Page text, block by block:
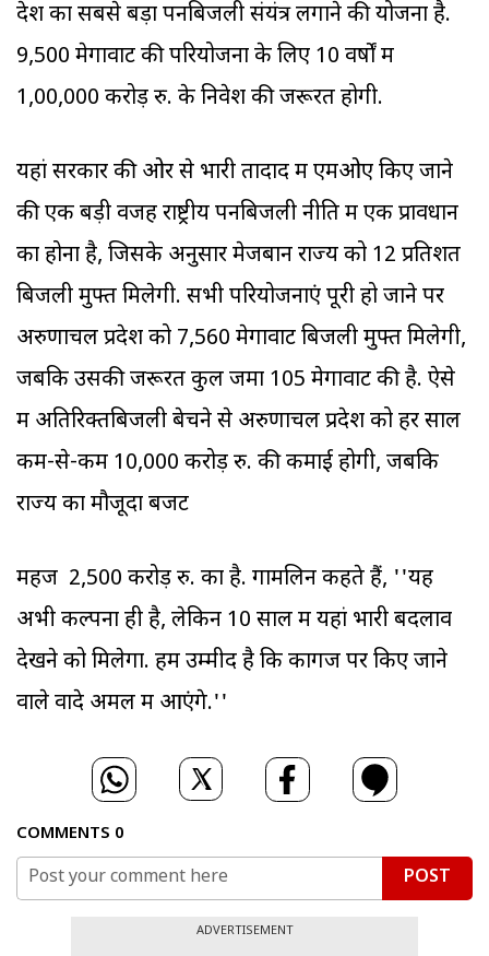
देश का सबसे बड़ा पनबिजली संयंत्र लगाने की योजना है.
9,500 मेगावाट की परियोजना के लिए 10 वर्षों में
1,00,000 करोड़ रु. के निवेश की जरूरत होगी.
यहां सरकार की ओर से भारी तादाद में एमओए किए जाने
की एक बड़ी वजह राष्ट्रीय पनबिजली नीति में एक प्रावधान
का होना है, जिसके अनुसार मेजबान राज्‍य को 12 प्रतिशत
बिजली मुफ्त मिलेगी. सभी परियोजनाएं पूरी हो जाने पर
अरुणाचल प्रदेश को 7,560 मेगावाट बिजली मुफ्त मिलेगी,
जबकि उसकी जरूरत कुल जमा 105 मेगावाट की है. ऐसे
में अतिरिक्तबिजली बेचने से अरुणाचल प्रदेश को हर साल
कम-से-कम 10,000 करोड़ रु. की कमाई होगी, जबकि
राज्‍य का मौजूदा बजट
महज 2,500 करोड़ रु. का है. गामलिन कहते हैं, ''यह
अभी कल्पना ही है, लेकिन 10 साल में यहां भारी बदलाव
देखने को मिलेगा. हमें उम्मीद है कि कागज पर किए जाने
वाले वादे अमल में आएंगे.''
COMMENTS 0
POST
ADVERTISEMENT